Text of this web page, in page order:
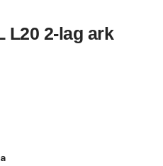
L20 2-lag ark